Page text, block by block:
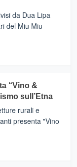
da Dua Lipa
del Miu Miu
“Vino &
sull’Etna
rurali e
presenta "Vino